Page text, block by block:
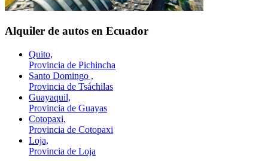
Alquiler de autos en Ecuador
Quito,
Provincia de Pichincha
Santo Domingo ,
Provincia de Tsáchilas
Guayaquil,
Provincia de Guayas
Cotopaxi,
Provincia de Cotopaxi
Loja,
Provincia de Loja